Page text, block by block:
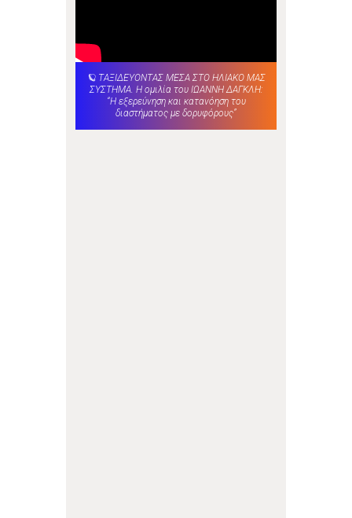
🪐 ΤΑΞΙΔΕΥΟΝΤΑΣ ΜΕΣΑ ΣΤΟ ΗΛΙΑΚΟ ΜΑΣ
ΣΥΣΤΗΜΑ. Η ομιλία του ΙΩΑΝΝΗ ΔΑΓΚΛΗ:
“Η εξερεύνηση και κατανόηση του
διαστήματος με δορυφόρους”